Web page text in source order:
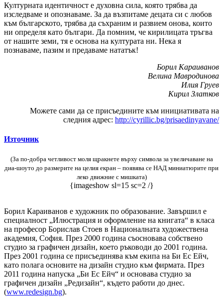
Културната идентичност е духовна сила, която трябва да
изследваме и опознаваме. За да възпитаме децата си с любов
към българското, трябва да съхраним и развием онова, които
ни определя като българи. Да помним, че кирилицата тръгва
от нашите земи, тя е основа на културата ни. Нека я
познаваме, пазим и предаваме нататък!
Борил Караиванов
Велина Мавродинова
Илия Груев
Кирил Златков
Можете сами да се присъедините към инициативата на
следния адрес: http://cyrillic.bg/prisaedinyavane/
Източник
(За по-добра четливост моля щракнете върху символа за увеличаване на
диа-шоуто до размерите на целия екран – появява се НАД миниатюрите при
леко движние с мишката)
{imageshow sl=15 sc=2 /}
Борил Караиванов е художник по образование. Завършил е
специалност „Илюстрация и оформление на книгата“ в класа
на професор Борислав Стоев в Националната художествена
академия, София. През 2000 година съосновава собствено
студио за графичен дизайн, което ръководи до 2001 година.
През 2001 година се присъединява към екипа на Би Ес Ейч,
като полага основите на дизайн студио към фирмата. През
2011 година напуска „Би Ес Ейч“ и основава студио за
графичен дизайн „Редизайн“, където работи до днес.
(www.redesign.bg).